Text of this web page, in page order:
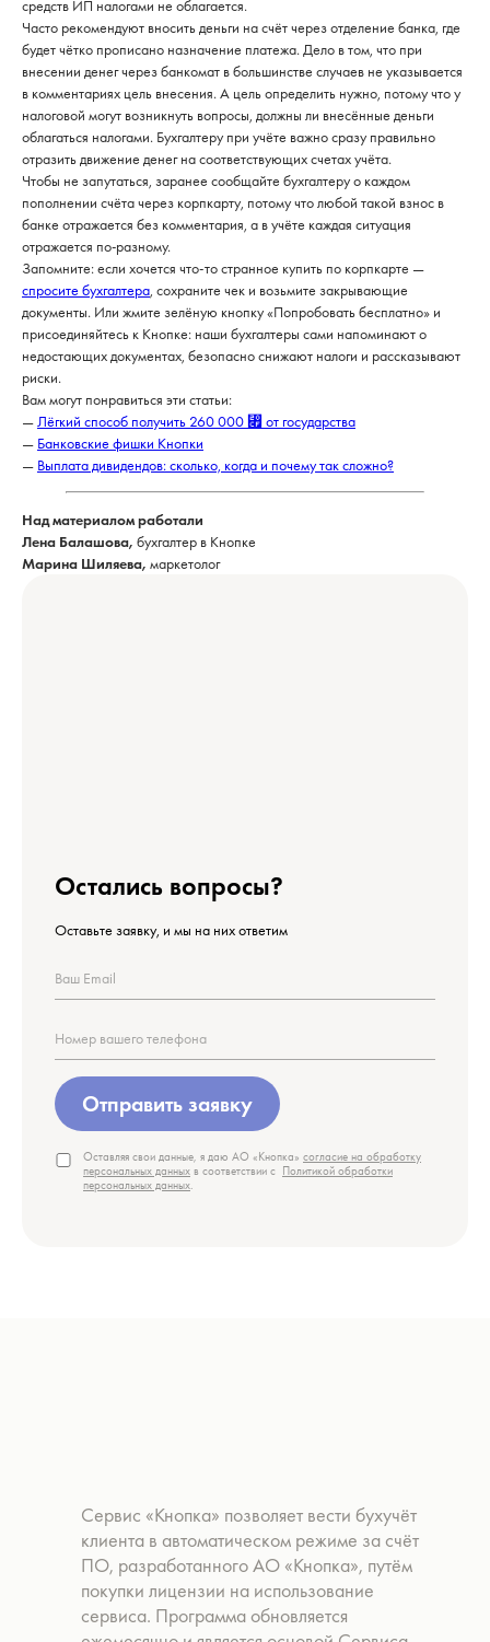
средств ИП налогами не облагается.
Часто рекомендуют вносить деньги на счёт через отделение банка, где
будет чётко прописано назначение платежа. Дело в том, что при
внесении денег через банкомат в большинстве случаев не указывается
в комментариях цель внесения. А цель определить нужно, потому что у
налоговой могут возникнуть вопросы, должны ли внесённые деньги
облагаться налогами. Бухгалтеру при учёте важно сразу правильно
отразить движение денег на соответствующих счетах учёта.
Чтобы не запутаться, заранее сообщайте бухгалтеру о каждом
пополнении счёта через корпкарту, потому что любой такой взнос в
банке отражается без комментария, а в учёте каждая ситуация
отражается по-разному.
Запомните: если хочется что-то странное купить по корпкарте —
спросите бухгалтера, сохраните чек и возьмите закрывающие
документы. Или жмите зелёную кнопку «Попробовать бесплатно» и
присоединяйтесь к Кнопке: наши бухгалтеры сами напоминают о
недостающих документах, безопасно снижают налоги и рассказывают
риски.
Вам могут понравиться эти статьи:
—Лёгкий способ получить 260 000 ⃏ от государства
— Банковские фишки Кнопки
— Выплата дивидендов: сколько, когда и почему так сложно?
Над материалом работали
Лена Балашова, бухгалтер в Кнопке
Марина Шиляева, маркетолог
Остались вопросы?
Оставьте заявку, и мы на них ответим
Отправить заявку
Оставляя свои данные, я даю АО «Кнопка» согласие на обработку
персональных данных в соответствии с Политикой обработки
персональных данных.
Сервис «Кнопка» позволяет вести бухучёт
клиента в автоматическом режиме за счёт
ПО, разработанного АО «Кнопка», путём
покупки лицензии на использование
сервиса. Программа обновляется